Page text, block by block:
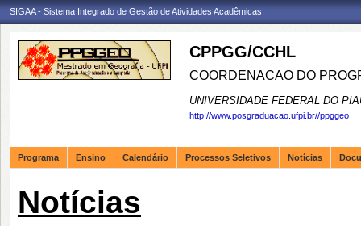
SIGAA - Sistema Integrado de Gestão de Atividades Acadêmicas
CPPGG/CCHL
COORDENACAO DO
UNIVERSIDADE FEDERAL DO
http://www.posgraduacao.ufpi.br//ppggeo
Programa Ensino Calendário Processos Seletivos Notícias
Notícias